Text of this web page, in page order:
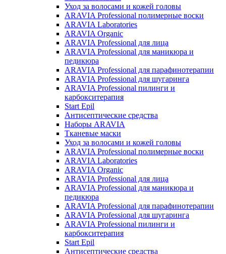
Уход за волосами и кожей головы
ARAVIA Professional полимерные воски
ARAVIA Laboratories
ARAVIA Organic
ARAVIA Professional для лица
ARAVIA Professional для маникюра и
педикюра
ARAVIA Professional для парафинотерапии
ARAVIA Professional для шугаринга
ARAVIA Professional пилинги и
карбокситерапия
Start Epil
Антисептические средства
Наборы ARAVIA
Тканевые маски
Уход за волосами и кожей головы
ARAVIA Professional полимерные воски
ARAVIA Laboratories
ARAVIA Organic
ARAVIA Professional для лица
ARAVIA Professional для маникюра и
педикюра
ARAVIA Professional для парафинотерапии
ARAVIA Professional для шугаринга
ARAVIA Professional пилинги и
карбокситерапия
Start Epil
Антисептические средства